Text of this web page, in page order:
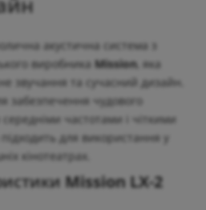
акустична система з
виробника Mission, яка
звучання та сучасний дизайн.
забезпечення чудового
частотами і чіткими
для використання у
кінотеатрах.
Mission LX-2